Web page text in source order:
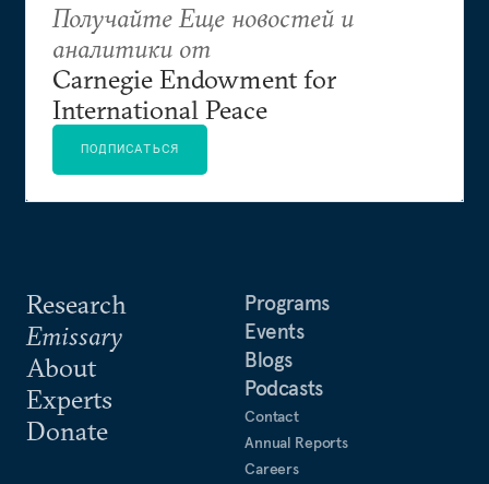
Research
Emissary
About
Experts
Donate
Programs
Events
Blogs
Podcasts
Contact
Annual Reports
Careers
Получайте Еще новостей и
аналитики от
Carnegie Endowment for
International Peace
ПОДПИСАТЬСЯ